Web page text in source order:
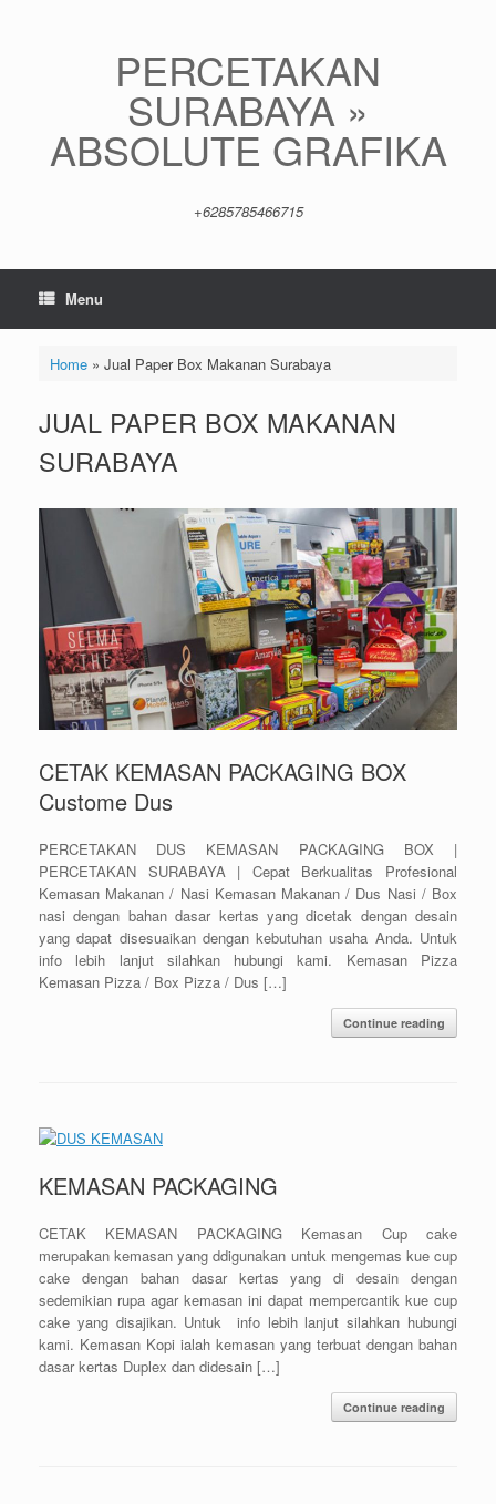
PERCETAKAN
SURABAYA »
ABSOLUTE GRAFIKA
+6285785466715
Menu
Home» Jual Paper Box Makanan Surabaya
JUAL PAPER BOX MAKANAN
SURABAYA
CETAK KEMASAN PACKAGING BOX
Custome Dus
PERCETAKAN DUS KEMASAN PACKAGING BOX |
PERCETAKAN SURABAYA | Cepat Berkualitas Profesional
Kemasan Makanan / Nasi Kemasan Makanan / Dus Nasi / Box
nasi dengan bahan dasar kertas yang dicetak dengan desain
yang dapat disesuaikan dengan kebutuhan usaha Anda. Untuk
info lebih lanjut silahkan hubungi kami. Kemasan Pizza
Kemasan Pizza / Box Pizza / Dus […]
Continue reading
KEMASAN PACKAGING
CETAK KEMASAN PACKAGING Kemasan Cup cake
merupakan kemasan yang ddigunakan untuk mengemas kue cup
cake dengan bahan dasar kertas yang di desain dengan
sedemikian rupa agar kemasan ini dapat mempercantik kue cup
cake yang disajikan. Untuk info lebih lanjut silahkan hubungi
kami. Kemasan Kopi ialah kemasan yang terbuat dengan bahan
dasar kertas Duplex dan didesain […]
Continue reading